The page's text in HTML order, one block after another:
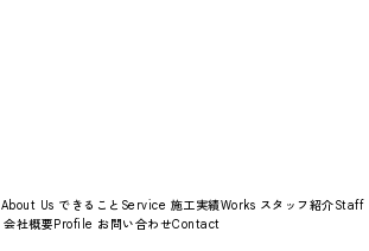
About Us できること Service 施工実績Works スタッフ紹介Staff
会社概要Profile お問い合わせContact